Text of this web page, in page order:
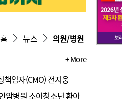
약제급여 심사 결과
뉴스 의원/병원
+ More
책임자(CMO) 전지웅
암병원 소아청소년 환아